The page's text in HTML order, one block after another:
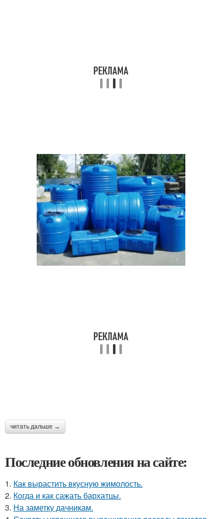
читать дальше →
Последние обновления на сайте:
1. Как вырастить вкусную жимолость.
2. Когда и как сажать бархатцы.
3. На заметку дачникам.